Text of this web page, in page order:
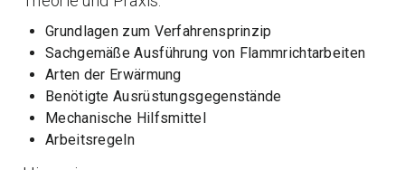
Grundlagen zum Verfahrensprinzip
Sachgemäße Ausführung von Flammrichtarbeiten
Arten der Erwärmung
Benötigte Ausrüstungsgegenstände
Mechanische Hilfsmittel
Arbeitsregeln